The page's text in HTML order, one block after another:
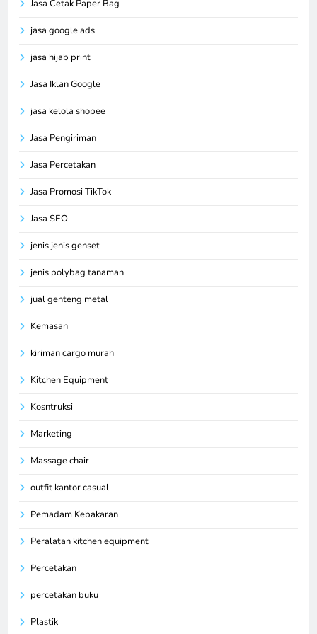
Jasa Cetak Paper Bag
jasa google ads
jasa hijab print
Jasa Iklan Google
jasa kelola shopee
Jasa Pengiriman
Jasa Percetakan
Jasa Promosi TikTok
Jasa SEO
jenis jenis genset
jenis polybag tanaman
jual genteng metal
Kemasan
kiriman cargo murah
Kitchen Equipment
Kosntruksi
Marketing
Massage chair
outfit kantor casual
Pemadam Kebakaran
Peralatan kitchen equipment
Percetakan
percetakan buku
Plastik